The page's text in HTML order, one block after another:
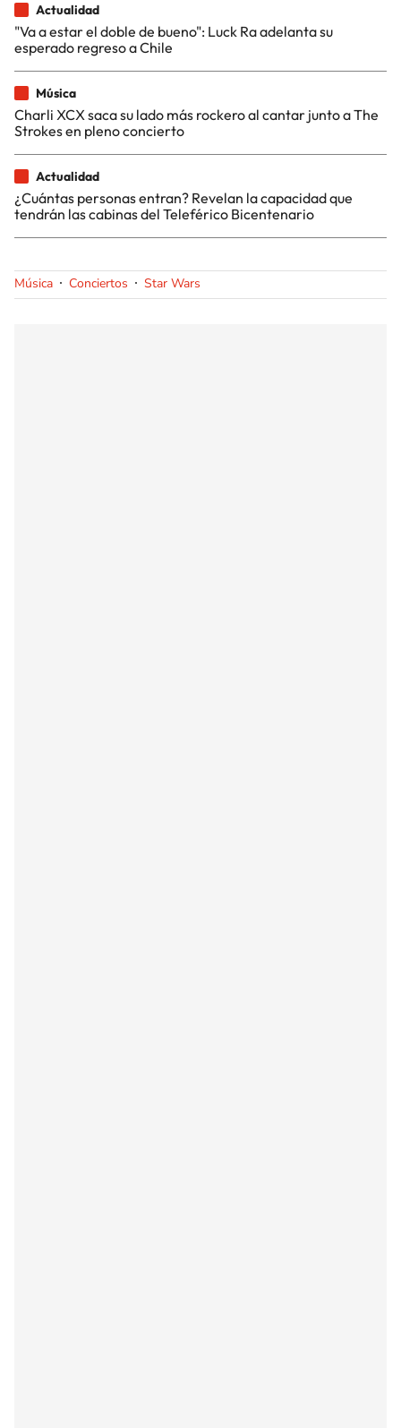
Actualidad
"Va a estar el doble de bueno": Luck Ra adelanta su
esperado regreso a Chile
Música
Charli XCX saca su lado más rockero al cantar junto a The
Strokes en pleno concierto
Actualidad
¿Cuántas personas entran? Revelan la capacidad que
tendrán las cabinas del Teleférico Bicentenario
Música Conciertos Star Wars